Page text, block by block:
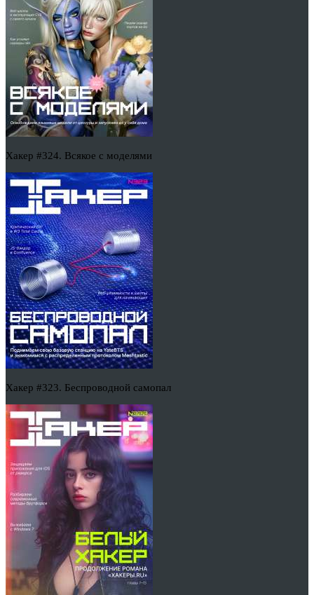
Хакер #324. Всякое с моделями
Хакер #323. Беспроводной самопал